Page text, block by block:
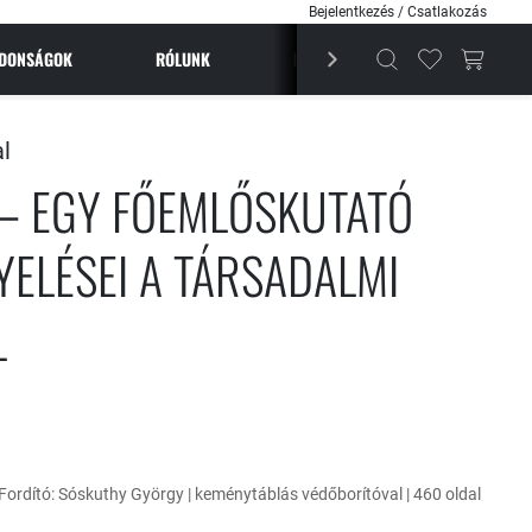
Bejelentkezés / Csatlakozás
RÓLUNK BESTSELLEREK MAGAZIN
EGY FŐEMLŐSKUTATÓ
A TÁRSADALMI
Sóskuthy György | keménytáblás védőborítóval | 460 oldal